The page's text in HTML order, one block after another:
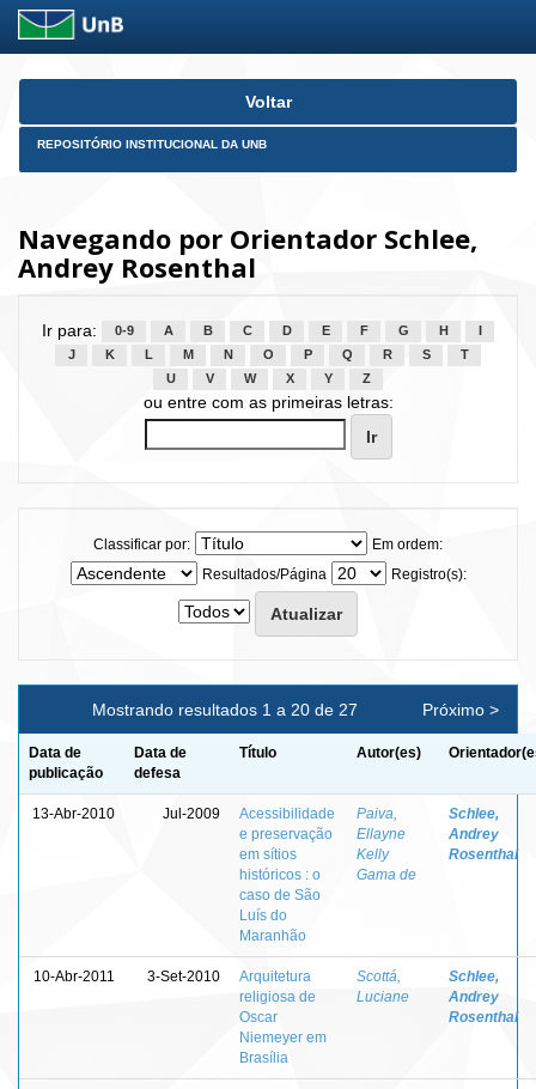
Skip
Voltar
REPOSITÓRIO INSTITUCIONAL DA UNB
Navegando por Orientador Schlee,
Andrey Rosenthal
Ir para: 0-9 A B C D E F G H
J
K L M N O P Q R S
T
U
V W X Y Z
ou entre com as primeiras letras:
Classificar por:
Em ordem:
Resultados/Página
Registro(s):
Mostrando resultados 1 a 20 de 27 Próximo >
Data de
publicação
Data de
defesa
Título Autor(es)
13-Abr-2010 Jul-2009
Acessibilidade
e preservação
em sítios
históricos : o
caso de São
Luís do
Maranhão
Paiva,
Ellayne
Kelly
Gama de
Schlee,
Andrey
Rosenthal
10-Abr-2011 3-Set-2010
Arquitetura
religiosa de
Oscar
Niemeyer em
Brasília
Scottá,
Luciane
Schlee,
Andrey
Rosenthal